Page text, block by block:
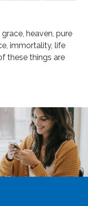
heaven, pure
immortality, life
these things are